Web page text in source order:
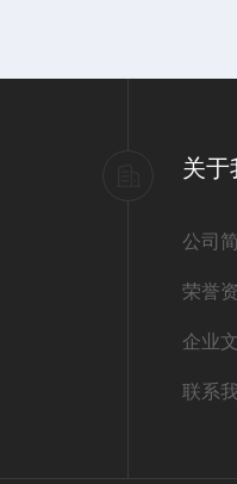
关于
公司
荣誉
企业
联系